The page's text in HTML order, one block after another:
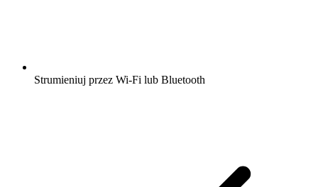
Strumieniuj przez Wi-Fi lub Bluetooth